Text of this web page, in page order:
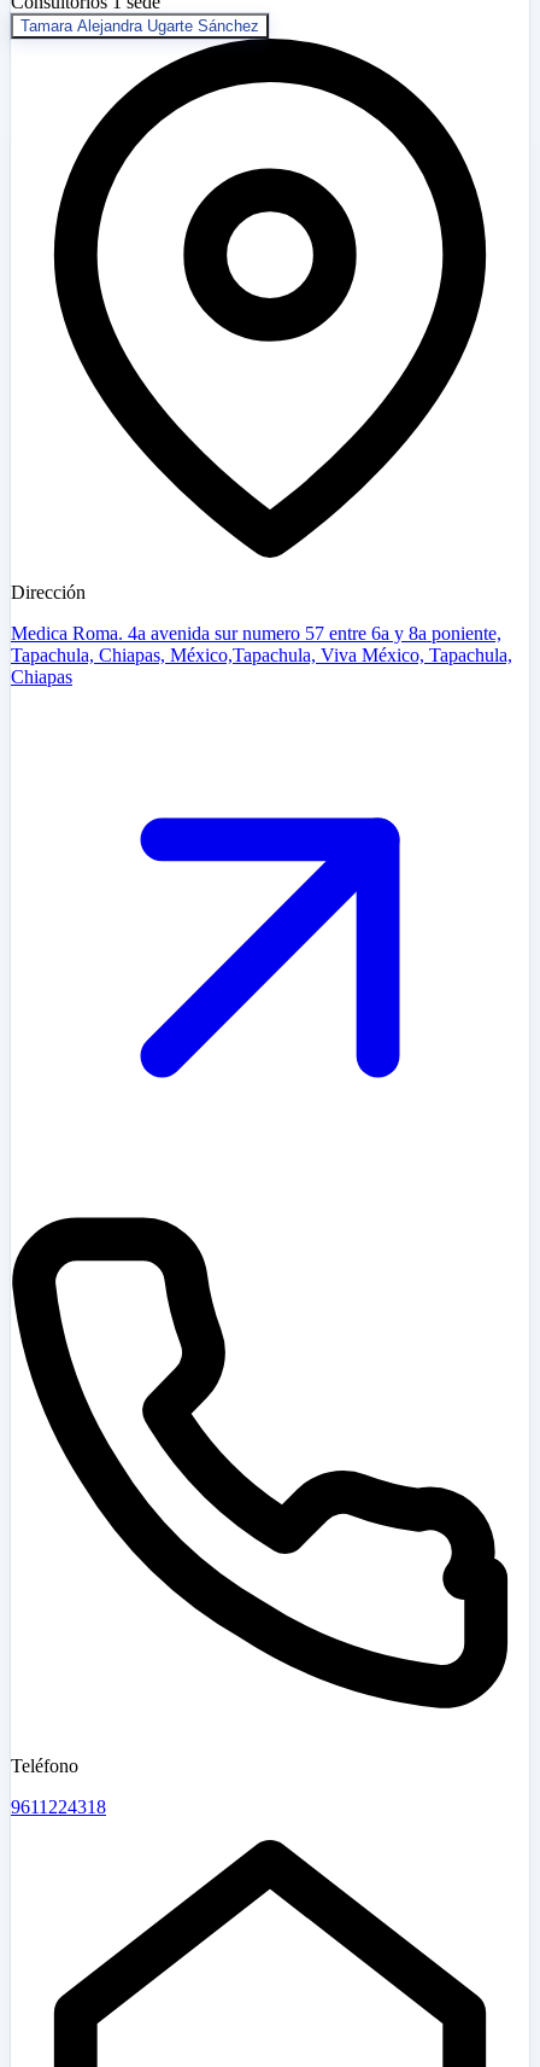
Tamara Alejandra Ugarte Sánchez
Dirección
Medica Roma. 4a avenida sur numero 57 entre 6a y 8a poniente,
Tapachula, Chiapas, México,Tapachula, Viva México, Tapachula,
Chiapas
Teléfono
9611224318